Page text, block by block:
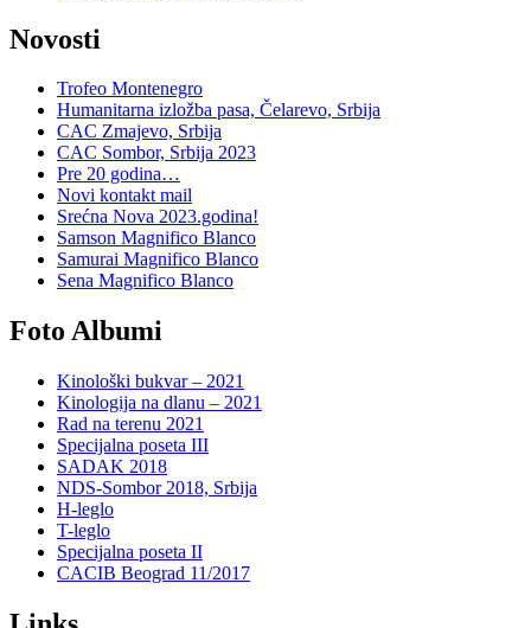
Novosti
Trofeo Montenegro
Humanitarna izložba pasa, Čelarevo, Srbija
CAC Zmajevo, Srbija
CAC Sombor, Srbija 2023
Pre 20 godina…
Novi kontakt mail
Srećna Nova 2023.godina!
Samson Magnifico Blanco
Samurai Magnifico Blanco
Sena Magnifico Blanco
Foto Albumi
Kinološki bukvar – 2021
Kinologija na dlanu – 2021
Rad na terenu 2021
Specijalna poseta III
SADAK 2018
NDS-Sombor 2018, Srbija
H-leglo
T-leglo
Specijalna poseta II
CACIB Beograd 11/2017